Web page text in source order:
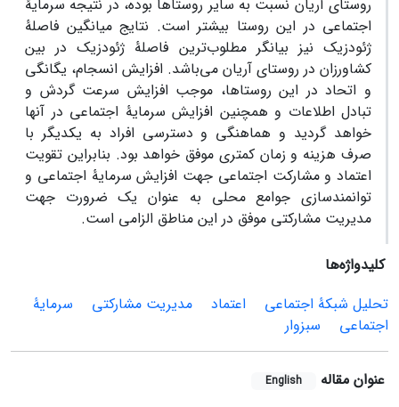
روستای آریان نسبت به سایر روستاها بوده، در نتیجه سرمایۀ
اجتماعی در این روستا بیشتر است. نتایج میانگین فاصلۀ
ژئودزیک نیز بیانگر مطلوب‌ترین فاصلۀ ژئودزیک در بین
کشاورزان در روستای آریان می‌باشد. افزایش انسجام، یگانگی
و اتحاد در این روستاها، موجب افزایش سرعت گردش و
تبادل اطلاعات و همچنین افزایش سرمایۀ اجتماعی در آن­ها
خواهد گردید و هماهنگی و دسترسی افراد به یکدیگر با
صرف هزینه و زمان کمتری موفق­ خواهد بود. بنابراین تقویت
اعتماد و مشارکت اجتماعی جهت افزایش سرمایۀ اجتماعی و
توانمندسازی جوامع محلی به عنوان یک ضرورت جهت
مدیریت مشارکتی موفق در این مناطق الزامی است.
کلیدواژه‌ها
تحلیل شبکۀ اجتماعی
اعتماد مدیریت مشارکتی
سرمایۀ
اجتماعی
سبزوار
عنوان مقاله English